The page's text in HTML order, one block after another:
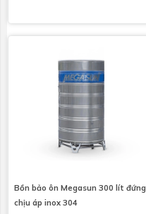
Bồn bảo ôn Megasun 300 lít đứng
chịu áp inox 304